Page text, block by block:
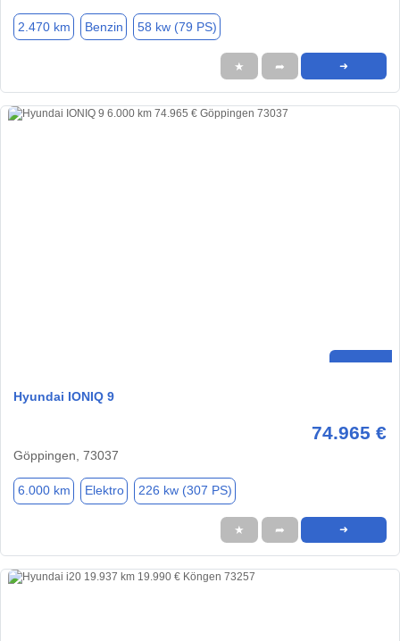
2.470 km Benzin 58 kw (79 PS)
★ ➦ ➜
Hyundai IONIQ 9
74.965 €
Göppingen, 73037
6.000 km Elektro 226 kw (307 PS)
★ ➦ ➜